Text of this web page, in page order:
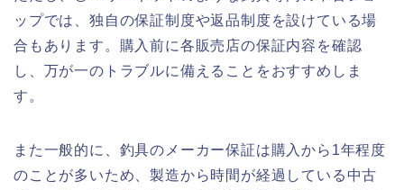
ップでは、独自の保証制度や返品制度を設けている場
合もあります。購入前に各販売店の保証内容を確認
し、万が一のトラブルに備えることをおすすめしま
す。
また一般的に、釣具のメーカー保証は購入から1年程度
のことが多いため、製造から時間が経過している中古